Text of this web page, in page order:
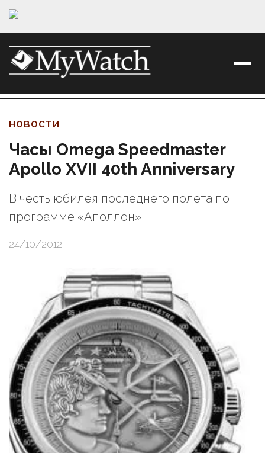
НОВОСТИ
Часы Omega Speedmaster
Apollo XVII 40th Anniversary
В честь юбилея последнего полета по
программе «Аполлон»
24/10/2012